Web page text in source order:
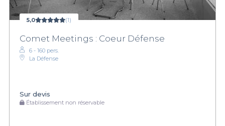
5,0 (1)
Comet Meetings : Coeur Défense
6 - 160 pers.
La Défense
Sur devis
Établissement non réservable